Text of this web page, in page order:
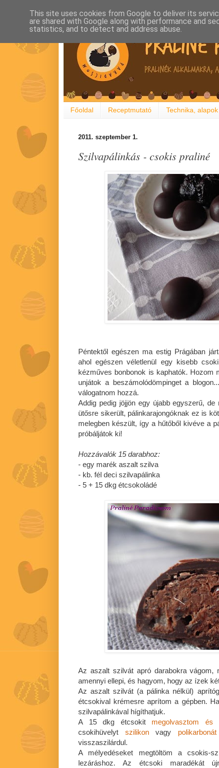
Főoldal Receptmutató Technika, alapok
2011. szeptember 1.
Szilvapálinkás - csokis praliné
Péntektől egészen ma estig Prágában
ahol egészen véletlenül egy kisebb
kézműves bonbonok is kaphatók. Hozom
unjátok a beszámolódömpinget a
válogatnom hozzá.
Addig pedig jöjjön egy újabb egyszerű,
ütősre sikerült, pálinkarajongóknak ez is
melegben készült, így a hűtőből kivéve a
próbáljátok ki!
Hozzávalók 15 darabhoz:
- egy marék aszalt szilva
- kb. fél deci szilvapálinka
- 5 + 15 dkg étcsokoládé
Az aszalt szilvát apró darabokra vágom,
amennyi ellepi, és hagyom, hogy az ízek
Az aszalt szilvát (a pálinka nélkül)
étcsokival krémesre aprítom a gépben.
szilvapálinkával hígíthatjuk.
A 15 dkg étcsokit megolvasztom és
csokihüvelyt szilikonvagy polikarbonát
visszaszilárdul.
A mélyedéseket megtöltöm a csokis-
lezáráshoz. Az étcsoki maradékát
This site uses cookies from Google to deliver its
are shared with Google along with performance and
statistics, and to detect and address abuse.